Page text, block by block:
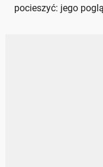
pocieszyć: jego